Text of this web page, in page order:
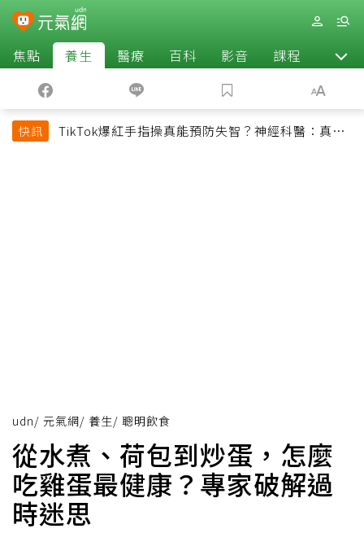
焦點 養生 醫療 百科 影音 課程 退休
快訊
TikTok爆紅手指操真能預防失智？神經科醫：真正
udn/ 元氣網/ 養生/ 聰明飲食
從水煮、荷包到炒蛋，怎麼
吃雞蛋最健康？專家破解過
時迷思